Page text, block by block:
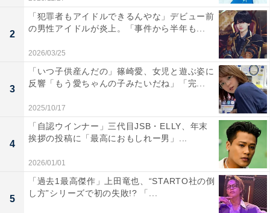
2
「犯罪者もアイドルできるんやな」デビュー前
の男性アイドルが炎上。「事件から半年も...
2026/03/25
3
「いつ子供産んだの」篠崎愛、女児と遊ぶ姿に
反響「もう愛ちゃんの子みたいだね」「完...
2025/10/17
4
「自認ウインナー」三代目JSB・ELLY、年末
挨拶の投稿に「最高におもしれー男」...
2026/01/01
5
「過去1最高傑作」上田竜也、“STARTO社の倒
し方”シリーズで初の失敗!? 「...